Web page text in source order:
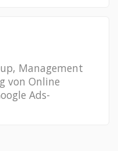
Management
von Online
Ads-